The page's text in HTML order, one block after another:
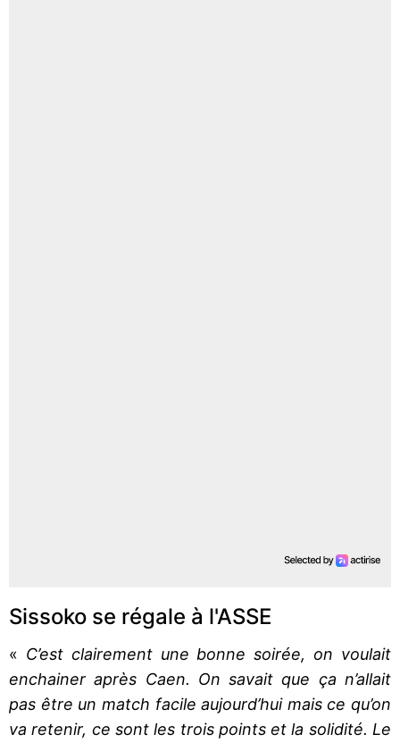
Sissoko se régale à l'ASSE
« C’est clairement une bonne soirée, on voulait
enchainer après Caen. On savait que ça n’allait
pas être un match facile aujourd’hui mais ce qu’on
va retenir, ce sont les trois points et la solidité. Le